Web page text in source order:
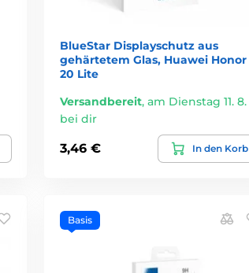
BlueStar Displayschutz aus
gehärtetem Glas, Huawei Honor
20 Lite
Versandbereit, am Dienstag 11. 8.
bei dir
3,46 € In den Korb
Basis